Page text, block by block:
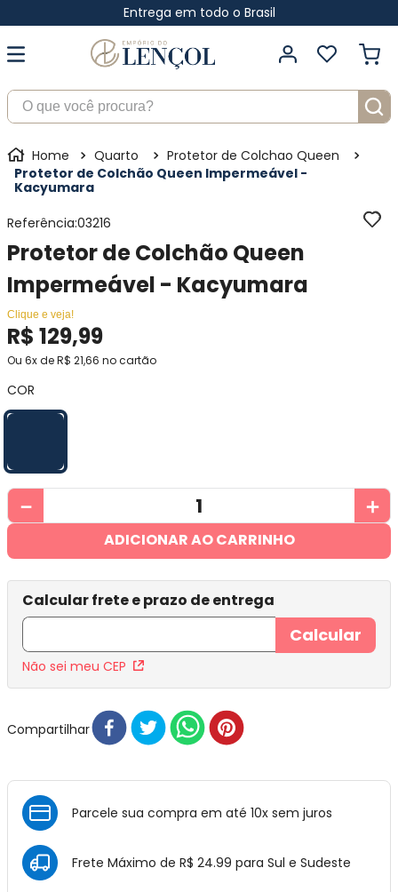
Entrega em todo o Brasil
O que você procura?
Quarto
Protetor de Colchao Queen
Protetor de Colchão Queen Impermeável -
Kacyumara
Referência:03216
Protetor de Colchão Queen
Impermeável - Kacyumara
Clique e veja!
R$ 129,99
Ou 6x deR$ 21,66 no cartão
COR
＋
－
ADICIONAR AO CARRINHO
Não sei meu CEP
Compartilhar
Parcele sua compra em até 10x sem juros
Frete Máximo de R$ 24.99 para Sul e Sudeste